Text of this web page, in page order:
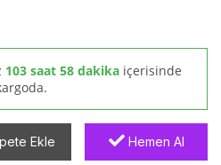
103 saat 58 dakika içerisinde
Ekle Hemen Al